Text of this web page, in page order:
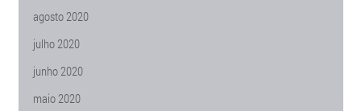
agosto 2020
julho 2020
junho 2020
maio 2020